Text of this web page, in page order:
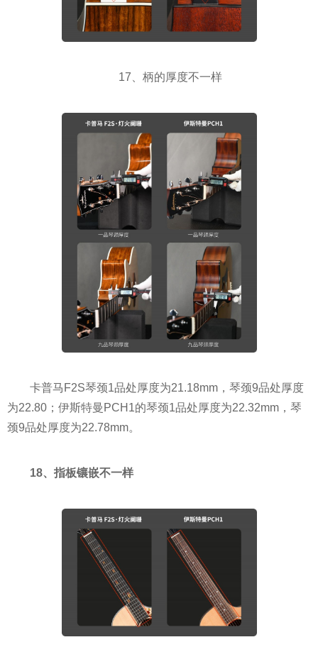
17、柄的厚度不一样
卡普马F2S琴颈1品处厚度为21.18mm，琴颈9品处厚度
为22.80；伊斯特曼PCH1的琴颈1品处厚度为22.32mm，琴
颈9品处厚度为22.78mm。
18、指板镶嵌不一样